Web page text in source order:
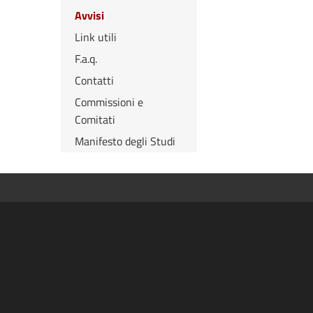
Avvisi
Link utili
F.a.q.
Contatti
Commissioni e
Comitati
Manifesto degli Studi